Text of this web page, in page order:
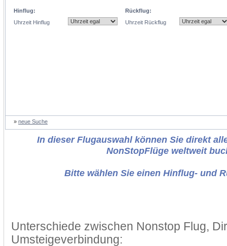
Hinflug:
Uhrzeit Hinflug
Rückflug:
Uhrzeit Rückflug
» neue Suche
In dieser Flugauswahl können Sie direkt
NonStopFlüge weltweit
Bitte wählen Sie einen Hinflug- und
Unterschiede zwischen Nonstop Flug,
Umsteigeverbindung: